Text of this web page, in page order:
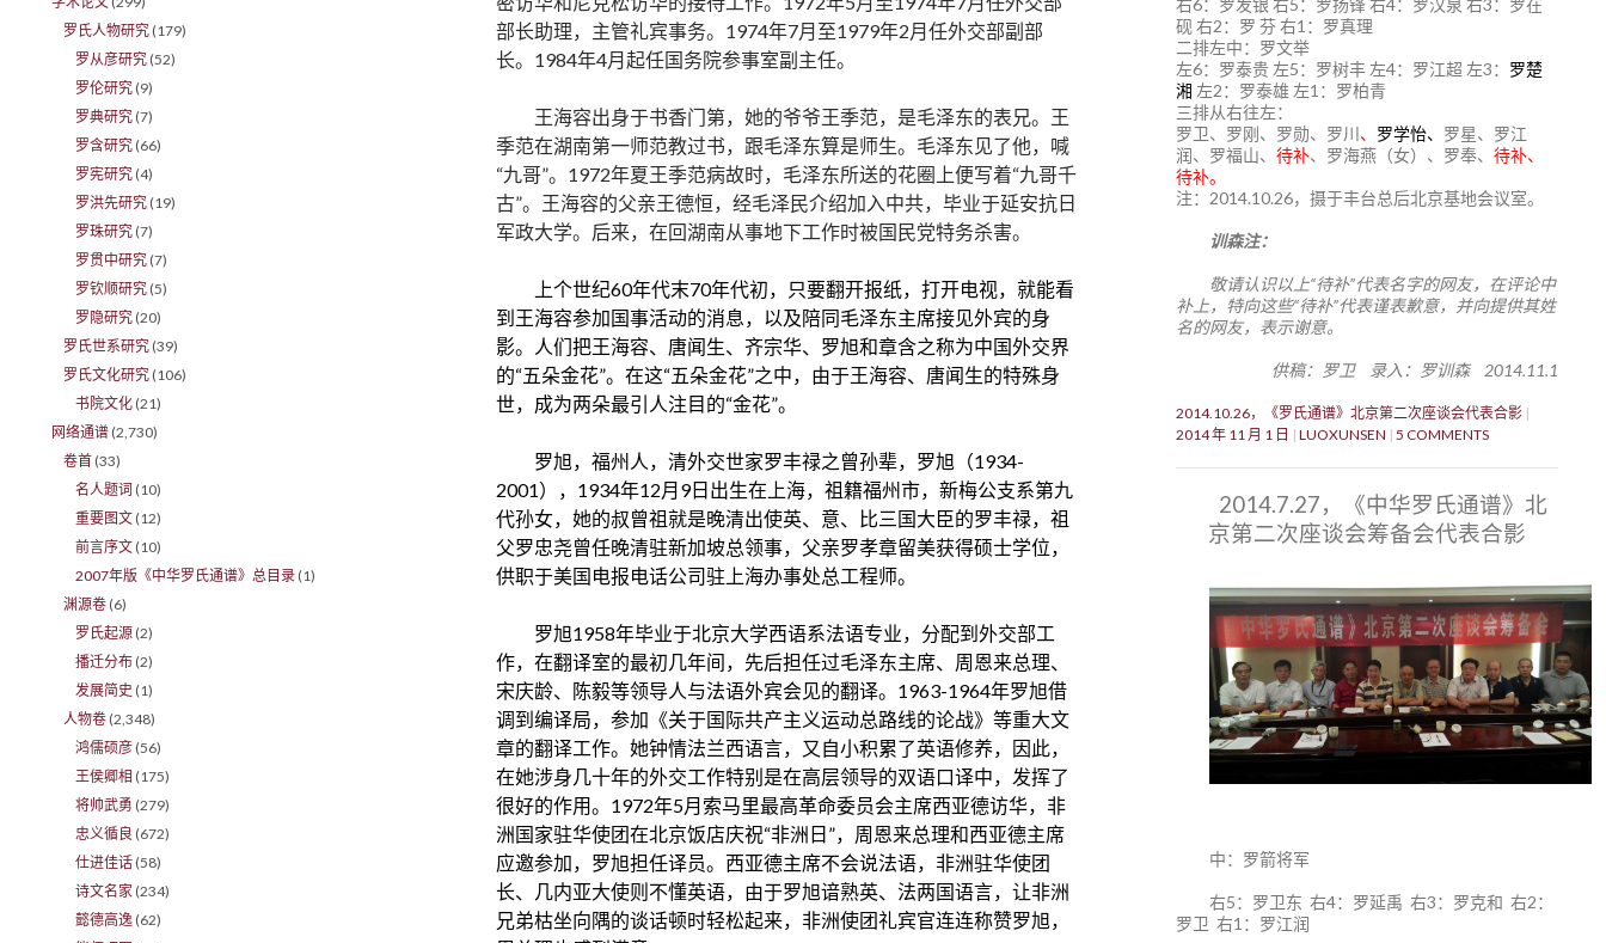
部长助理，主管礼宾事务。1974年7月至1979年2月任外交部副部
长。1984年4月起任国务院参事室副主任。
王海容出身于书香门第，她的爷爷王季范，是毛泽东的表兄。王
季范在湖南第一师范教过书，跟毛泽东算是师生。毛泽东见了他，喊
“九哥”。1972年夏王季范病故时，毛泽东所送的花圈上便写着“九哥千
古”。王海容的父亲王德恒，经毛泽民介绍加入中共，毕业于延安抗日
军政大学。后来，在回湖南从事地下工作时被国民党特务杀害。
上个世纪60年代末70年代初，只要翻开报纸，打开电视，就能看
到王海容参加国事活动的消息，以及陪同毛泽东主席接见外宾的身
影。人们把王海容、唐闻生、齐宗华、罗旭和章含之称为中国外交界
的“五朵金花”。在这“五朵金花”之中，由于王海容、唐闻生的特殊身
世，成为两朵最引人注目的“金花”。
罗旭，福州人，清外交世家罗丰禄之曾孙辈，罗旭（1934-
2001），1934年12月9日出生在 上海，祖籍福州市，新梅公支系第九
代孙女，她的叔曾祖就是晚清出使英、意、比三国大臣的罗丰禄，祖
父罗忠尧曾任晚清驻新加坡总领事，父亲罗孝章留美获得硕士学位，
供职于美国电报电话公司驻上海办事处总工程师。
罗旭1958年毕业于北京大学西语系法语专业，分配到外交部工
作，在翻译室的最初几年间，先后担任过毛泽东主席、周恩来总理、
宋庆龄、 陈毅等领导人与法语外宾会见的翻译。1963-1964年罗旭借
调到编译局，参加《关于国际共产主义运动总路线的论战》等重大文
章的翻译工作。她钟情法兰西语言，又自小积累了英语修养，因此，
在她涉身几十年的外交工作特别是在高层领导的双语口译中，发挥了
很好的作用。1972年5月索马里最高革命委员会主席西亚德访华，非
洲国家驻华使团在北京饭店庆祝“非洲日”，周恩来总理和西亚德主席
应邀参加，罗旭担任译员。西亚德主席不会说法语，非洲驻华使团
长、
几内亚大使则不懂英语，由于罗旭谙熟英、法两国语言，让非洲
兄弟枯坐向隅的谈话顿时轻松起来，非洲使团礼宾官连连称赞罗旭，
砚 右2：罗 芬 右1：罗真理
二排左中：罗文举
左6：罗泰贵 左5：罗树丰 左4：罗江超 左3： 罗楚
湘 左2：罗泰雄 左1：罗柏青
三排从右往左：
罗卫、罗刚、罗勋、罗川、 罗学怡、 罗星、罗江
润、罗福山、 待补、罗海燕（女）、罗奉、 待补、
待补。
注：2014.10.26，摄于丰台总后北京基地会议室。
训森注：
敬请认识以上“待补”代表名字的网友，在评论中
补上，特向这些“待补”代表谨表歉意，并向提供其姓
名的网友，表示谢意。
供稿：罗卫 录入：罗训森 2014.11.1
2014.10.26，《罗氏通谱》北京第二次座谈会代表合影
2014 年 11 月 1 日
LUOXUNSEN 5 COMMENTS
2014.7.27，《中华罗氏通谱》北
京第二次座谈会筹备会代表合影
中：罗箭将军
右5：罗卫东 右4：罗延禹 右3：罗克和 右2：
罗卫 右1：罗江润
罗氏人物研究 (179)
罗从彦研究 (52)
罗伦研究 (9)
罗典研究 (7)
罗含研究 (66)
罗宪研究 (4)
罗洪先研究 (19)
罗珠研究 (7)
罗贯中研究 (7)
罗钦顺研究 (5)
罗隐研究 (20)
罗氏世系研究 (39)
罗氏文化研究 (106)
书院文化 (21)
网络通谱 (2,730)
卷首 (33)
名人题词 (10)
重要图文 (12)
前言序文 (10)
2007年版《中华罗氏通谱》总目录 (1)
渊源卷 (6)
罗氏起源 (2)
播迁分布 (2)
发展简史 (1)
人物卷 (2,348)
鸿儒硕彦 (56)
王侯卿相 (175)
将帅武勇 (279)
忠义循良 (672)
仕进佳话 (58)
诗文名家 (234)
懿德高逸 (62)